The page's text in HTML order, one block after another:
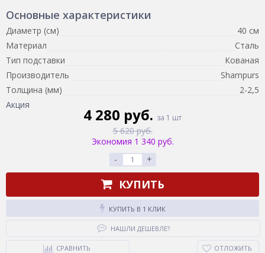
Основные характеристики
Диаметр (см)
40 см
Материал
Сталь
Тип подставки
Кованая
Производитель
Shampurs
Толщина (мм)
2-2,5
Акция
4 280 руб. за 1 шт
5 620 руб.
Экономия 1 340 руб.
-
+
КУПИТЬ
КУПИТЬ В 1 КЛИК
НАШЛИ ДЕШЕВЛЕ?
СРАВНИТЬ ОТЛОЖИТЬ